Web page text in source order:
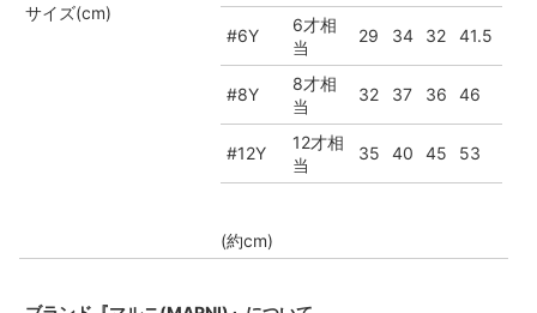
サイズ(cm)
#6Y
6才相
当
29 34 32 41.5
#8Y
8才相
当
32 37 36 46
#12Y
12才相
当
35 40 45 53
(約cm)